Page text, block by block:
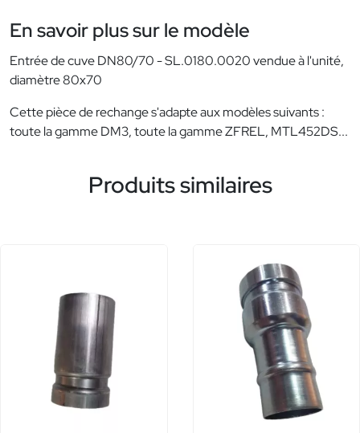
En savoir plus sur le modèle
Entrée de cuve DN80/70 - SL.0180.0020 vendue à l'unité,
diamètre 80x70
Cette pièce de rechange s'adapte aux modèles suivants :
toute la gamme DM3, toute la gamme ZFREL, MTL452DS...
Produits similaires